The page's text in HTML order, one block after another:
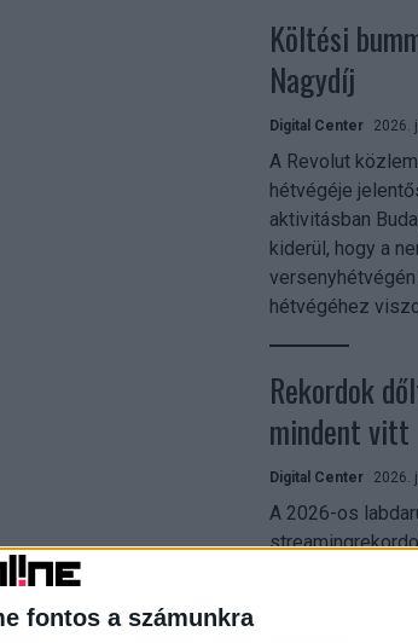
fontos a számunkra
Költési
Nagydíj
Digital Center 2026.
A Revolut
hétvégéje
aktivitásban
kiderül, hogy a
hétvégéhez
Rekordok
mindent vitt
Digital Center 2026.
A 2026-os
közszolgálati
technológiai
– írja a